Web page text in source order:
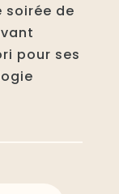
de
pour ses